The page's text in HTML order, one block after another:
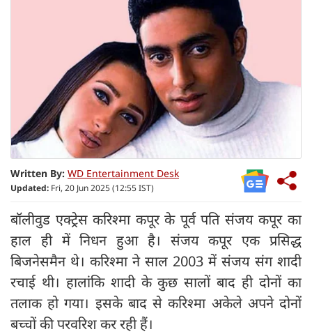
Written By: WD Entertainment Desk
Updated: Fri, 20 Jun 2025 (12:55 IST)
बॉलीवुड एक्ट्रेस करिश्मा कपूर के पूर्व पति संजय कपूर का
हाल ही में निधन हुआ है। संजय कपूर एक प्रसिद्ध
बिजनेसमैन थे। करिश्मा ने साल 2003 में संजय संग शादी
रचाई थी। हालांकि शादी के कुछ सालों बाद ही दोनों का
तलाक हो गया। इसके बाद से करिश्मा अकेले अपने दोनों
बच्चों की परवरिश कर रही हैं।